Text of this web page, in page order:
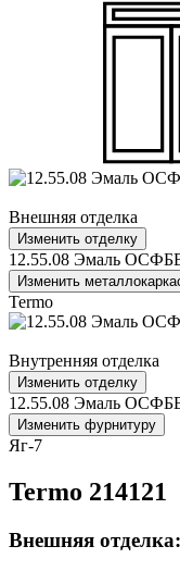
Внешняя отделка
Изменить отделку
12.55.08 Эмаль
Изменить
Termo
Внутренняя отделка
Изменить отделку
12.55.08 Эмаль
Изменить фурнитуру
Яг-7
Termo 214121
Внешняя